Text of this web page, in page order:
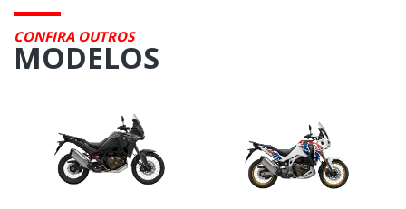
CONFIRA OUTROS
MODELOS